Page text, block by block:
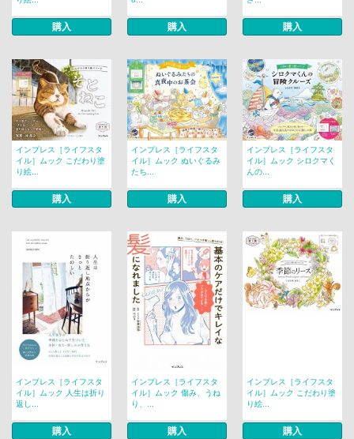
購入 購入 購入
インプレス［ライフスタ
イル］ムック こだわり塗
り絵...
購入
インプレス［ライフスタ
イル］ムック ぬいぐるみ
たち...
購入
インプレス［ライフスタ
イル］ムック シロクマく
んの...
購入
インプレス［ライフスタ
イル］ムック 人生は折り
返し...
購入
インプレス［ライフスタ
イル］ムック 傷み、うね
り、...
購入
インプレス［ライフスタ
イル］ムック こだわり塗
り絵...
購入